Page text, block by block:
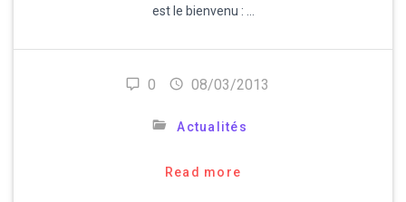
est le bienvenu : …
0 08/03/2013
Actualités
Read more